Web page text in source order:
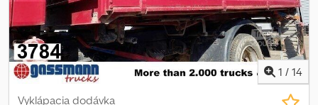
1 / 14
Vyklápacia dodávka